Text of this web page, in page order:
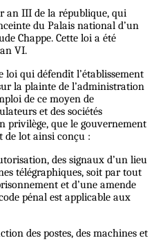
an III de la république, qui
du Palais national d’un
Chappe. Cette loi a été
VI.
loi qui défendît l’établissement
la plainte de l’administration
de ce moyen de
et des sociétés
privilège, que le gouvernement
de lot ainsi conçu :
des signaux d’un lieu
télégraphiques, soit par tout
et d’une amende
pénal est applicable aux
des postes, des machines et